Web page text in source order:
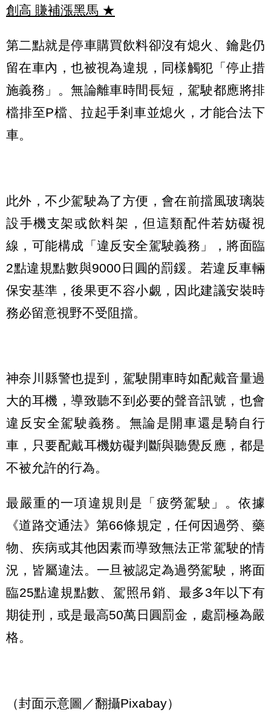
創高 賺補漲黑馬 ★
第二點就是停車購買飲料卻沒有熄火、鑰匙仍
留在車內，也被視為違規，同樣觸犯「停止措
施義務」。無論離車時間長短，駕駛都應將排
檔排至P檔、拉起手剎車並熄火，才能合法下
車。
此外，不少駕駛為了方便，會在前擋風玻璃裝
設手機支架或飲料架，但這類配件若妨礙視
線，可能構成「違反安全駕駛義務」，將面臨
2點違規點數與9000日圓的罰鍰。若違反車輛
保安基準，後果更不容小覷，因此建議安裝時
務必留意視野不受阻擋。
神奈川縣警也提到，駕駛開車時如配戴音量過
大的耳機，導致聽不到必要的聲音訊號，也會
違反安全駕駛義務。無論是開車還是騎自行
車，只要配戴耳機妨礙判斷與聽覺反應，都是
不被允許的行為。
最嚴重的一項違規則是「疲勞駕駛」。依據
《道路交通法》第66條規定，任何因過勞、藥
物、疾病或其他因素而導致無法正常駕駛的情
況，皆屬違法。一旦被認定為過勞駕駛，將面
臨25點違規點數、駕照吊銷、最多3年以下有
期徒刑，或是最高50萬日圓罰金，處罰極為嚴
格。
（封面示意圖／翻攝Pixabay）